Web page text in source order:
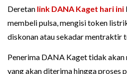
Deretan link DANA Kaget hari ini
membeli pulsa, mengisi token
diskonan atau sekadar mentraktir
Penerima DANA Kaget tidak akan
yang akan diterima hingga proses